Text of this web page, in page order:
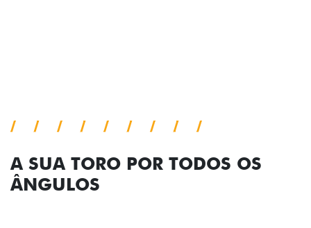
ÂNGULOS